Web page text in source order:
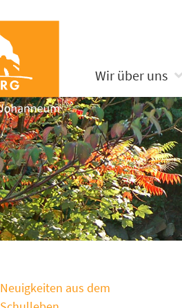
Wir über uns
Neuigkeiten aus dem